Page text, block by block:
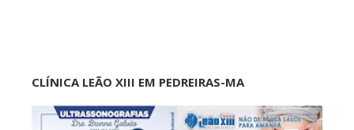
CLÍNICA LEÃO XIII EM PEDREIRAS-MA